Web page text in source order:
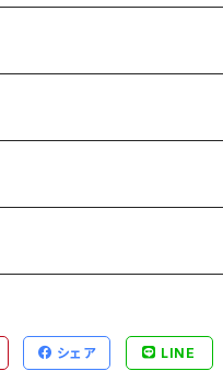
シェア LINE